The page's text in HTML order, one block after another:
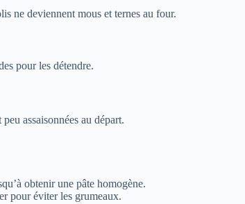
ne deviennent mous et ternes au four.
pour les détendre.
assaisonnées au départ.
obtenir une pâte homogène.
pour éviter les grumeaux.